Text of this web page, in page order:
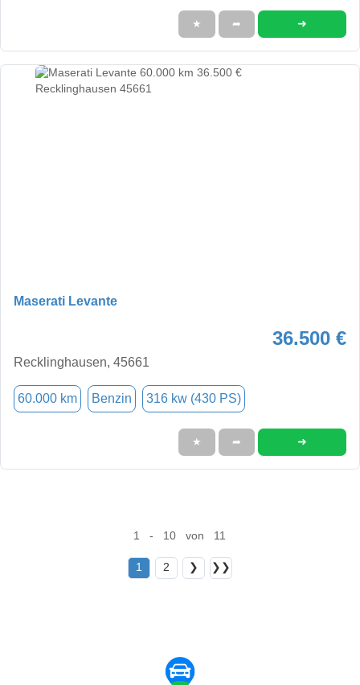
★ ➦ ➜
Maserati Levante
36.500 €
Recklinghausen, 45661
60.000 km Benzin 316 kw (430 PS)
★ ➦ ➜
1 - 10 von 11
1 2 ❯ ❯❯